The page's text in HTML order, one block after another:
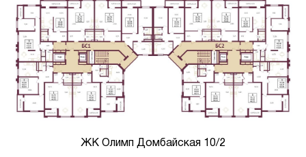
ЖК Олимп Домбайская 10/2